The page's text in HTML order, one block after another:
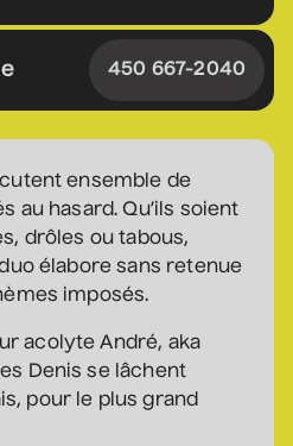
• 15 h 00
Mathieu
aller
2026
• 19 h 30
Mathieu
450 667-2040
ensemble de
au hasard. Qu’ils soient
drôles ou tabous,
élabore sans retenue
imposés.
acolyte André, aka
Denis se lâchent
pour le plus grand